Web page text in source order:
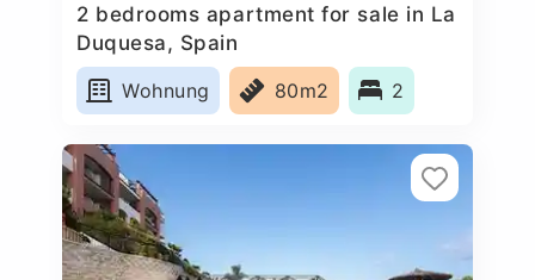
2 bedrooms apartment for sale in La
Duquesa, Spain
Wohnung
80m2 2